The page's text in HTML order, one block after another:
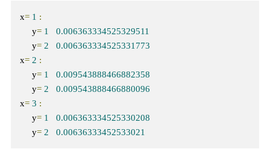
x= 1 :
     y
= 1
0.006363334525329511
     y
= 2
0.006363334525331773
x= 2 :
     y
= 1
0.009543888466882358
     y
= 2
0.009543888466880096
x= 3 :
     y
= 1
0.006363334525330208
     y
= 2 0.00636333452533021